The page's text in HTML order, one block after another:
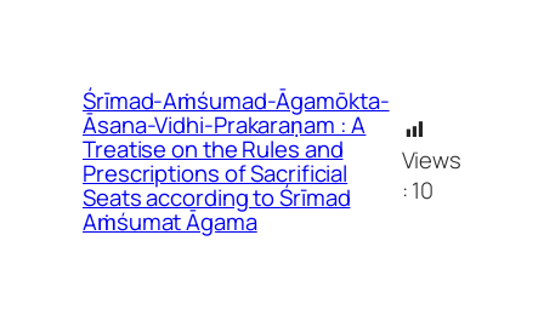
Śrīmad-Aṁśumad-Āgamōkta-
Āsana-Vidhi-Prakaraṇam : A
Treatise on the Rules and
Prescriptions of Sacrificial
Seats according to Śrīmad
Aṁśumat Āgama
Views
:10